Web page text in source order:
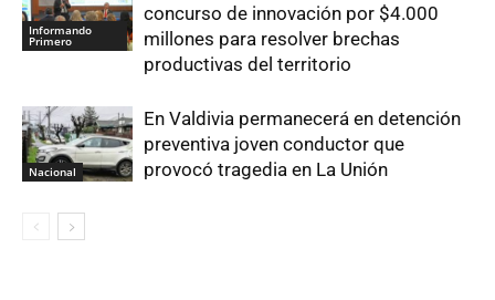
Informando
Primero
concurso de innovación por $4.000
millones para resolver brechas
productivas del territorio
Nacional
En Valdivia permanecerá en detención
preventiva joven conductor que
provocó tragedia en La Unión